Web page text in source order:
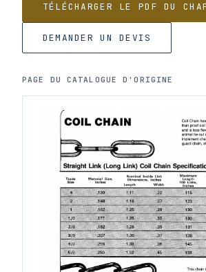
TÉLÉCHARGER LE PDF DU
DEMANDER UN DEVIS
PAGE DU CATALOGUE D'ORIGINE